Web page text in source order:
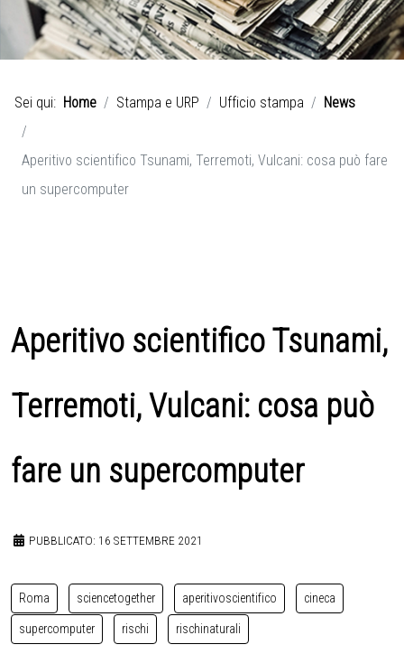
Sei qui: Home Stampa e URP Ufficio stampa News
Aperitivo scientifico Tsunami, Terremoti, Vulcani: cosa può fare
un supercomputer
Aperitivo scientifico Tsunami,
Terremoti, Vulcani: cosa può
fare un supercomputer
PUBBLICATO: 16 SETTEMBRE 2021
Roma sciencetogether aperitivoscientifico cineca
supercomputer rischi rischinaturali